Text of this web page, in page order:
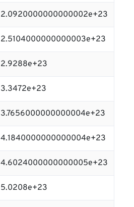
2.0920000000000002e+23
2.5104000000000003e+23
2.9288e+23
3.3472e+23
3.7656000000000004e+23
4.1840000000000004e+23
4.6024000000000005e+23
5.0208e+23